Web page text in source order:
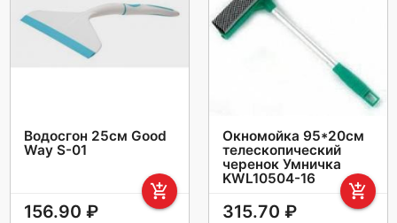
Водосгон 25см Good
Way S-01
add_shopping_cart
156.90 ₽
Окномойка 95*20см
телескопический
черенок Умничка
KWL10504-16
add_shopping_cart
315.70 ₽